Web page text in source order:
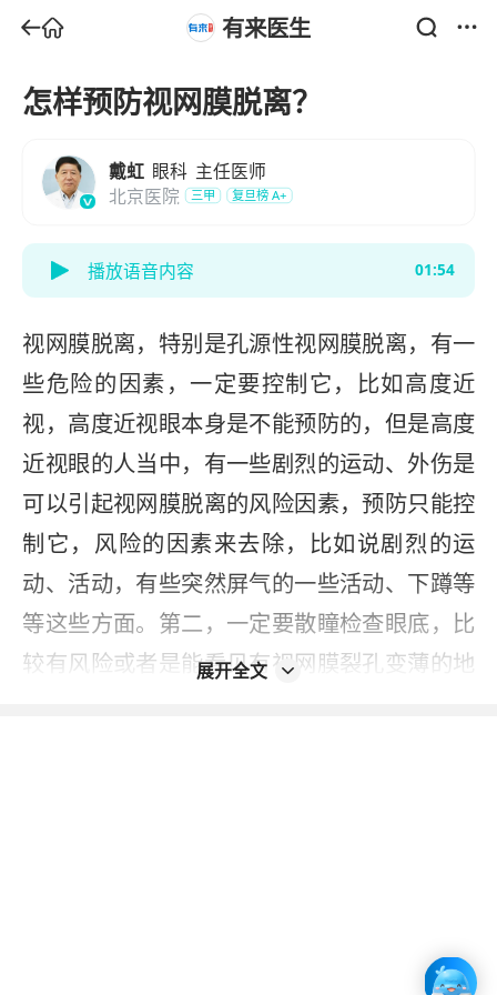
有来医生
怎样预防视网膜脱离？
戴虹 眼科 主任医师
北京医院
三甲 复旦榜A+
播放语音内容 01:54
视网膜脱离，特别是孔源性视网膜脱离，有一
些危险的因素，一定要控制它，比如高度近
视，高度近视眼本身是不能预防的，但是高度
近视眼的人当中，有一些剧烈的运动、外伤是
可以引起视网膜脱离的风险因素，预防只能控
制它，风险的因素来去除，比如说剧烈的运
动、活动，有些突然屏气的一些活动、下蹲等
等这些方面。第二，一定要散瞳检查眼底，比
较有风险或者是能看见有视网膜裂孔变薄的地
展开全文